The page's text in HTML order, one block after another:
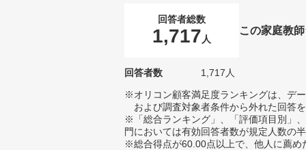
回答者総数
1,717 人
この家庭教
回答者数
1,717人
※オリコン顧客満足度ランキングは、デ
および調査対象者条件から外れた回答
※「総合ランキング」、「評価項目別」
門においては有効回答者数が規定人数の
※総合得点が60.00点以上で、他人に薦め